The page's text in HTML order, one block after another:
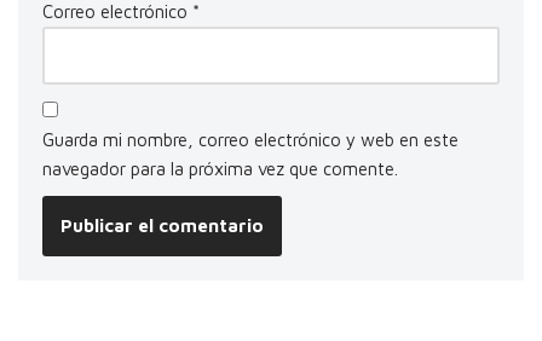
Correo electrónico *
Guarda mi nombre, correo electrónico y web en este
navegador para la próxima vez que comente.